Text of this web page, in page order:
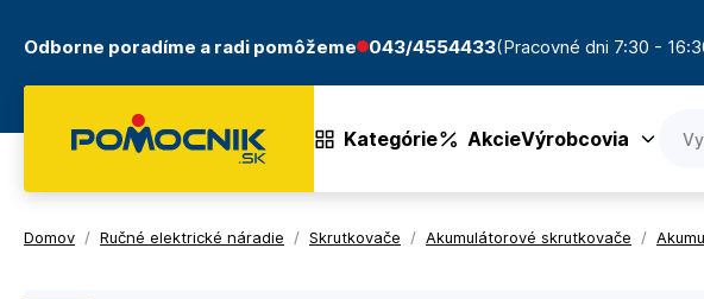
Odborne poradíme a radi pomôžeme 043/4554433(Pracovné dni 7:30 -
Kategórie AkcieVýrobcovia
Domov / Ručné elektrické náradie / Skrutkovače / Akumulátorové skrutkovače /